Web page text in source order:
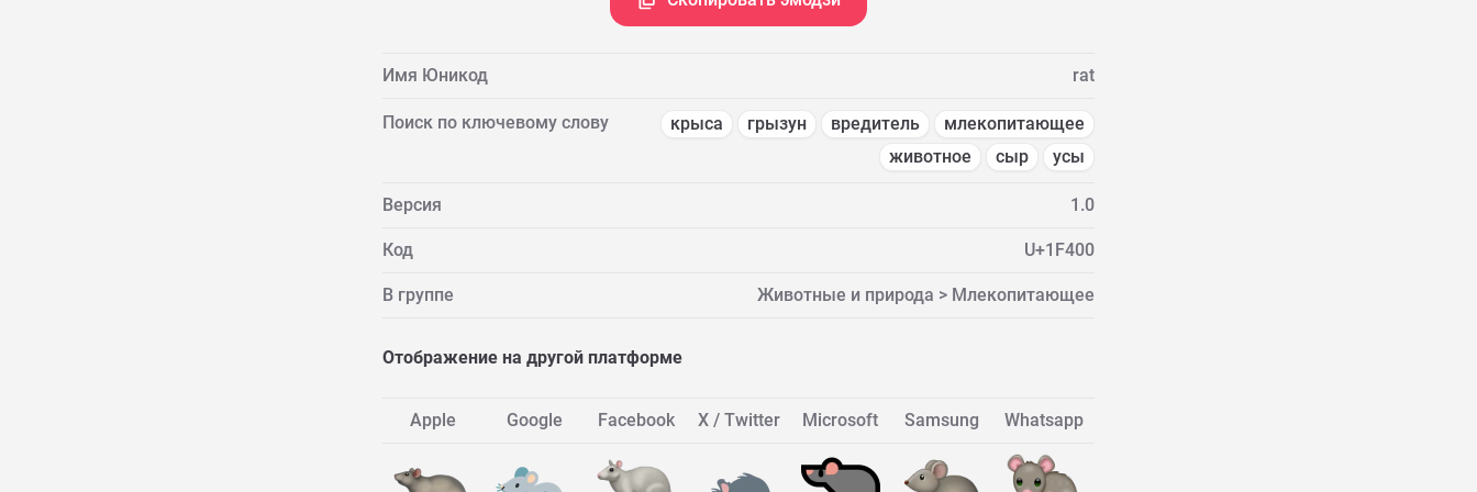
Имя Юникод rat
Поиск по ключевому слову крыса грызун вредитель
млекопитающее
животное
сыр усы
Версия 1.0
Код U+1F400
В группе Животные и природа > Млекопитающее
Отображение на другой платформе
Apple Google Facebook X / Twitter Microsoft Samsung Whatsapp